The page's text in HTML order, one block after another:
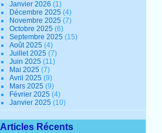
Janvier 2026(1)
Décembre 2025(4)
Novembre 2025(7)
Octobre 2025(6)
Septembre 2025(15)
Août 2025(4)
Juillet 2025(7)
Juin 2025(11)
Mai 2025(7)
Avril 2025(9)
Mars 2025(9)
Février 2025(4)
Janvier 2025(10)
Articles Récents